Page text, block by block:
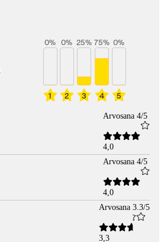
1
0%
2
0%
3
25%
4
75%
5
0%
Arvosana 4/5
4,0
Arvosana 4/5
4,0
Arvosana 3.3/5
3,3